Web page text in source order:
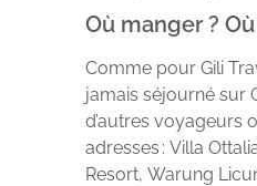
Où manger ?
Comme pour Gili
jamais séjourné sur
d’autres voyageurs
adresses : Villa
Resort, Warung